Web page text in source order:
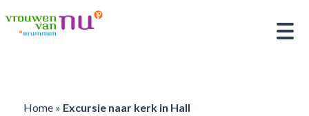
Home» Excursie naar kerk in Hall